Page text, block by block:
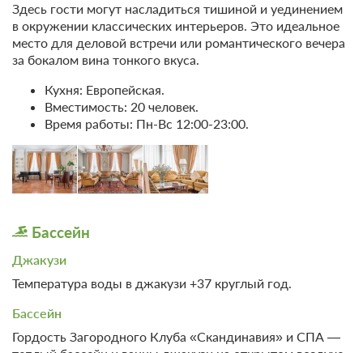
Требуется внесение предоплаты в течение 2 часов.
Сумма предоплаты составляет 34500 руб.
34 500
1 гость
Моментальное подтверждение
В стоимость входит:
Тариф Стандартный 2026, Включен завтрак "шведский
стол"
Требуется внесение предоплаты в течение 2 часов.
Сумма предоплаты составляет 32100 руб.
32 100 Забронировать
Еще 1 тариф
Здесь гости могут насладиться тишиной и уединением
в окружении классических интерьеров. Это идеальное
место для деловой встречи или романтического вечера
за бокалом вина тонкого вкуса.
Кухня: Европейская.
Вместимость: 20 человек.
Время работы: Пн-Вс 12:00-23:00.
Бассейн
Джакузи
Температура воды в джакузи +37 круглый год.
Бассейн
Гордость Загородного Клуба «Скандинавия» и СПА —